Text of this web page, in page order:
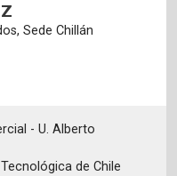
Sede Chillán
- U. Alberto
de Chile